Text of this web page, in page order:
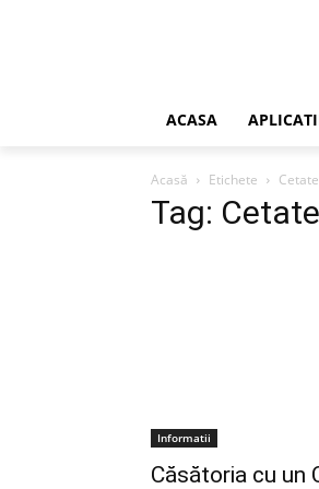
ACASA
Acasă Etichete
Tag:
Informatii
Căsătoria cu un